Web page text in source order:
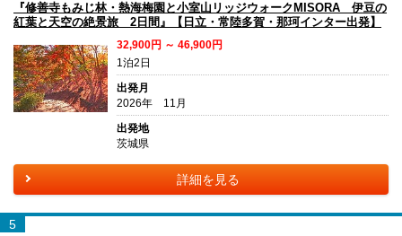
『修善寺もみじ林・熱海梅園と小室山リッジウォークMISORA 伊豆の
紅葉と天空の絶景旅 2日間』【日立・常陸多賀・那珂インター出発】
32,900円 ～ 46,900円
1泊2日
出発月
2026年 11月
出発地
茨城県
詳細を見る
5